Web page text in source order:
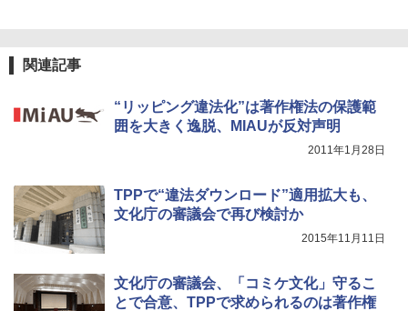
関連記事
“リッピング違法化”は著作権法の保護範
囲を大きく逸脱、MIAUが反対声明
2011年1月28日
TPPで“違法ダウンロード”適用拡大も、
文化庁の審議会で再び検討か
2015年11月11日
文化庁の審議会、「コミケ文化」守るこ
とで合意、TPPで求められるのは著作権